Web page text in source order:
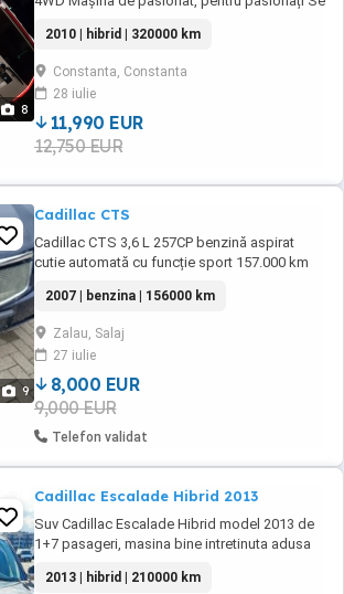
8
autoutilitară la RAR, având 7 locuri. Trapa
panoramica Instalație gpl 8000 Ron Mașina
este flexfuel, merge în 4 pistoane când nu e
necesar de putere și electric până ...
2010 | hibrid | 320000 km
Constanta, Constanta
28 iulie
11,990 EUR
12,750 EUR
9
Cadillac CTS
Cadillac CTS 3,6 L 257CP benzină aspirat
cutie automată cu funcție sport 157.000 km
GPS dar trebuie up-date pentru țările estice și
nu doar pentru acestea Tracțiune spate,
scaune piele crem încălzite două memorii
scaun șofer TV climă bi zonală oglinzi
rabatabile ...
2007 | benzina | 156000 km
Zalau, Salaj
27 iulie
8,000 EUR
9,000 EUR
Telefon validat
Cadillac Escalade Hibrid 2013
Suv Cadillac Escalade Hibrid model 2013 de
1+7 pasageri, masina bine intretinuta adusa
Masina nu are nevoie de nici o interventie
2013 | hibrid | 210000 km